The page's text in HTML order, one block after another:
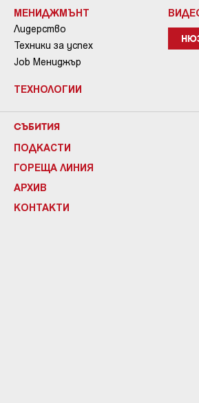
МЕНИДЖМЪНТ
Лидерство
Техники за успех
Job Мениджър
ТЕХНОЛОГИИ
СЪБИТИЯ
ПОДКАСТИ
ГОРЕЩА ЛИНИЯ
АРХИВ
КОНТАКТИ